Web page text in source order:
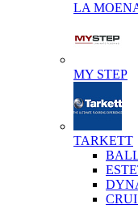
LA
MY STEP
TARKETT